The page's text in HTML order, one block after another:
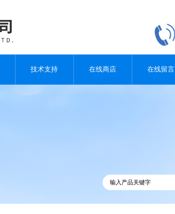
技术支持 在线商店 在线留言